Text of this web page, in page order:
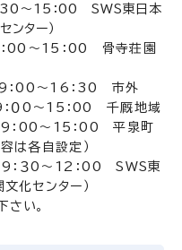
～15：00 SWS東日本
ンター）
00～15：00 骨寺荘園
：00～16：30 市外
０0～15：00 千厩地域
：00～15：00 平泉町
は各自設定）
３0～12：00 SWS東
化センター）
い。